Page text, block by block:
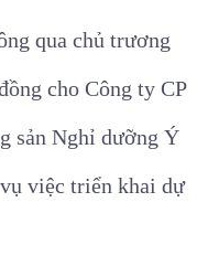
qua chủ trương
cho Công ty CP
sản Nghỉ dưỡng Ý
việc triển khai dự